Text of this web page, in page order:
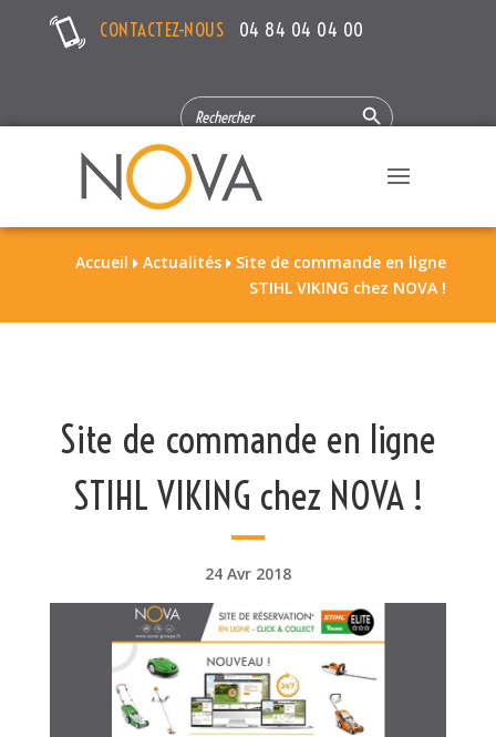
CONTACTEZ-NOUS 04 84 04 04 00
SEARCH
FOR:
Search Button
Accueil  Actualités  Site de commande en ligne
STIHL VIKING chez NOVA !
Site de commande en ligne
STIHL VIKING chez NOVA !
24 Avr 2018